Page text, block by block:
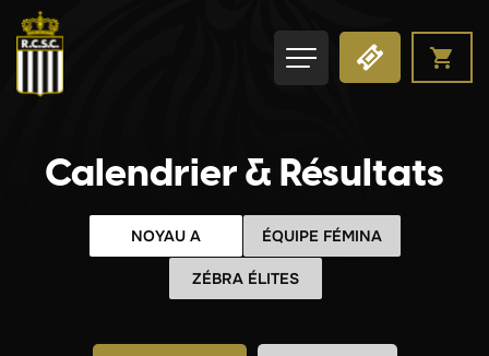
Calendrier & Résultats
NOYAU A ÉQUIPE FÉMINA
ZÉBRA ÉLITES